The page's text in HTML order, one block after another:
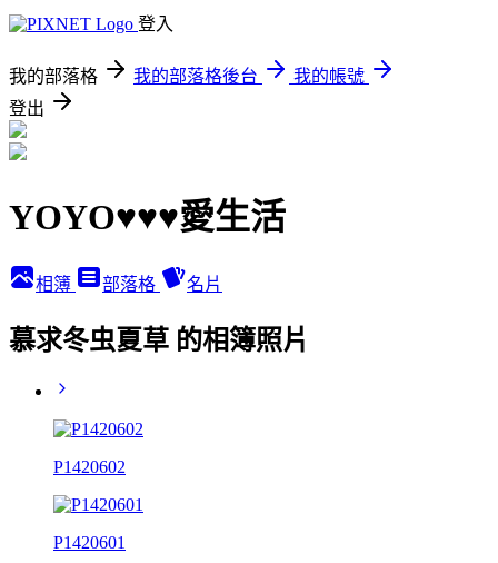
登入
我的部落格 我的部落格後台
我的帳號
登出
YOYO♥♥♥愛生活
相簿 部落格 名片
慕求冬虫夏草 的相簿照片
P1420602
P1420601